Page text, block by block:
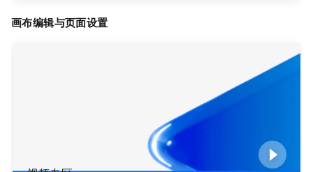
画布编辑与页面设置